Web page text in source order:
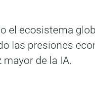
el ecosistema
las presiones
de la IA.